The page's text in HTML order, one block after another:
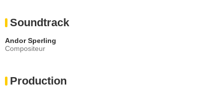
Soundtrack
Andor Sperling
Compositeur
Production